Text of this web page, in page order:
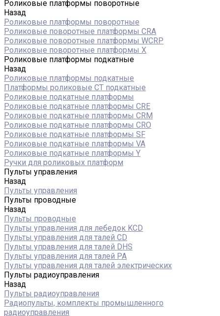
Роликовые платформы поворотные
Назад
Роликовые платформы поворотные
Роликовые поворотные платформы CRA
Роликовые поворотные платформы WCRP
Роликовые поворотные платформы X
Роликовые платформы подкатные
Назад
Роликовые платформы подкатные
Платформы роликовые СТ подкатные
Роликовые подкатные платформы
Роликовые подкатные платформы CRE
Роликовые подкатные платформы CRM
Роликовые подкатные платформы CRO
Роликовые подкатные платформы SF
Роликовые подкатные платформы VA
Роликовые подкатные платформы Y
Ручки для роликовых платформ
Пульты управления
Назад
Пульты управления
Пульты проводные
Назад
Пульты проводные
Пульты управления для лебедок KCD
Пульты управления для талей CD
Пульты управления для талей DHS
Пульты управления для талей РА
Пульты управления для талей электрических
Пульты радиоуправления
Назад
Пульты радиоуправления
Радиопульты, комплекты промышленного
радиоуправления